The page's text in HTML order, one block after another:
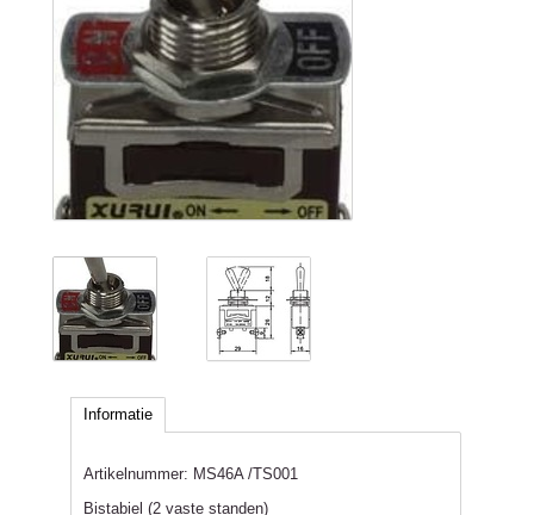
Informatie
Artikelnummer: MS46A /TS001
Bistabiel (2 vaste standen)